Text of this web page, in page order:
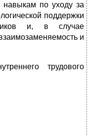
навыкам по уходу за
поддержки
и, в случае
и
трудового